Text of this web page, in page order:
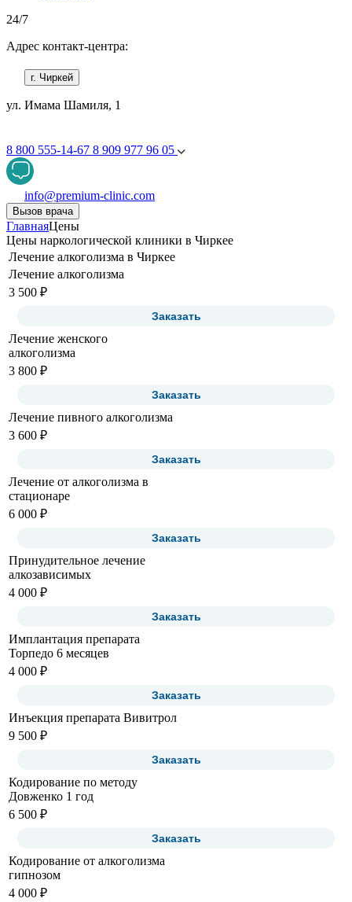
24/7
Адрес контакт-центра:
г. Чиркей
ул. Имама Шамиля, 1
8 800 555-14-67 8 909 977 96 05
info@premium-clinic.com
Вызов врача
ГлавнаяЦены
Цены наркологической клиники в Чиркее
Лечение алкоголизма в Чиркее
Лечение алкоголизма
3 500 ₽
Заказать
Лечение женского
алкоголизма
3 800 ₽
Заказать
Лечение пивного алкоголизма
3 600 ₽
Заказать
Лечение от алкоголизма в
стационаре
6 000 ₽
Заказать
Принудительное лечение
алкозависимых
4 000 ₽
Заказать
Имплантация препарата
Торпедо 6 месяцев
4 000 ₽
Заказать
Инъекция препарата Вивитрол
9 500 ₽
Заказать
Кодирование по методу
Довженко 1 год
6 500 ₽
Заказать
Кодирование от алкоголизма
гипнозом
4 000 ₽